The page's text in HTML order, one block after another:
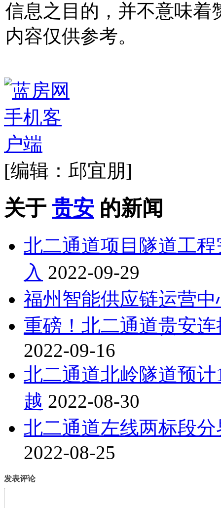
信息之目的，并不意味着
内容仅供参考。
[编辑：邱宜朋]
关于 贵安 的新闻
北二通道项目隧道工
入 2022-09-29
福州智能供应链运营
重磅！北二通道贵安
2022-09-16
北二通道北岭隧道预
越 2022-08-30
北二通道左线两标段
2022-08-25
发表评论